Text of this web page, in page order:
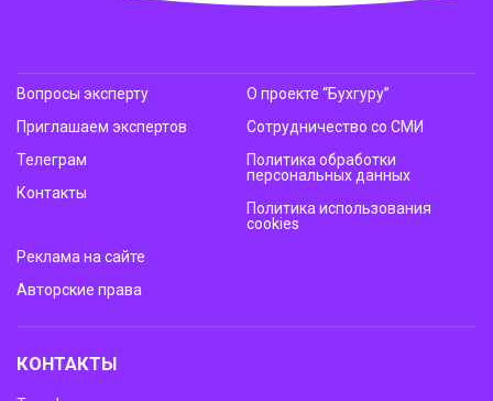
Вопросы эксперту
Приглашаем экспертов
Телеграм
Контакты
О проекте “Бухгуру”
Сотрудничество со СМИ
Политика обработки
персональных данных
Политика использования
cookies
Реклама на сайте
Авторские права
КОНТАКТЫ